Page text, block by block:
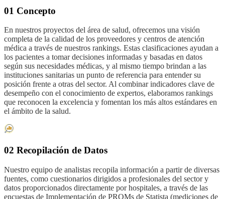
01 Concepto
En nuestros proyectos del área de salud, ofrecemos una visión
completa de la calidad de los proveedores y centros de atención
médica a través de nuestros rankings. Estas clasificaciones ayudan a
los pacientes a tomar decisiones informadas y basadas en datos
según sus necesidades médicas, y al mismo tiempo brindan a las
instituciones sanitarias un punto de referencia para entender su
posición frente a otras del sector. Al combinar indicadores clave de
desempeño con el conocimiento de expertos, elaboramos rankings
que reconocen la excelencia y fomentan los más altos estándares en
el ámbito de la salud.
02 Recopilación de Datos
Nuestro equipo de analistas recopila información a partir de diversas
fuentes, como cuestionarios dirigidos a profesionales del sector y
datos proporcionados directamente por hospitales, a través de las
encuestas de Implementación de PROMs de Statista (mediciones de